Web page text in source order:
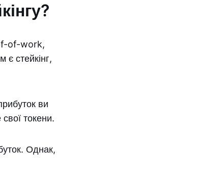
of-work,
є стейкінг,
ви
токени.
Однак,